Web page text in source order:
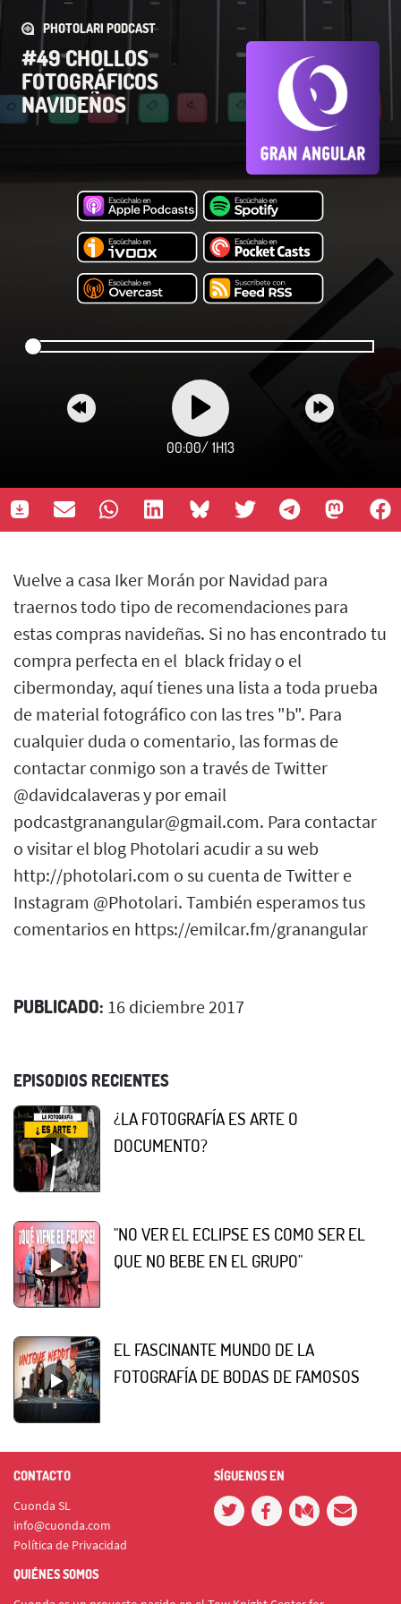
PHOTOLARI PODCAST
#49 CHOLLOS
FOTOGRÁFICOS
NAVIDEÑOS
00:00/ 1H13
Vuelve a casa Iker Morán por Navidad para
traernos todo tipo de recomendaciones para
estas compras navideñas. Si no has encontrado tu
compra perfecta en el black friday o el
cibermonday, aquí tienes una lista a toda prueba
de material fotográfico con las tres "b". Para
cualquier duda o comentario, las formas de
contactar conmigo son a través de Twitter
@davidcalaveras y por email
podcastgranangular@gmail.com. Para contactar
o visitar el blog Photolari acudir a su web
http://photolari.com o su cuenta de Twitter e
Instagram @Photolari. También esperamos tus
comentarios en https://emilcar.fm/granangular
PUBLICADO: 16 diciembre 2017
EPISODIOS RECIENTES
¿LA FOTOGRAFÍA ES ARTE O
DOCUMENTO?
"NO VER EL ECLIPSE ES COMO SER EL
QUE NO BEBE EN EL GRUPO"
EL FASCINANTE MUNDO DE LA
FOTOGRAFÍA DE BODAS DE FAMOSOS
CONTACTO
Cuonda SL
info@cuonda.com
Política de Privacidad
SÍGUENOS EN
QUIÉNES SOMOS